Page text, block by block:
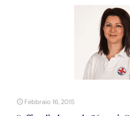
Febbraio 16, 2015